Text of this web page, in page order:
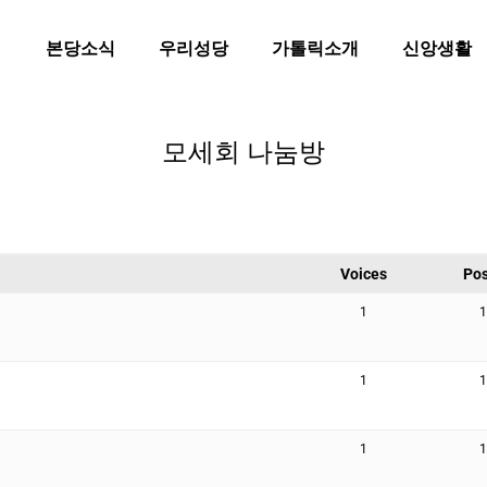
본당소식 우리성당 가톨릭소개 신앙생활
모세회 나눔방
Voices
1 1
1 1
1 1